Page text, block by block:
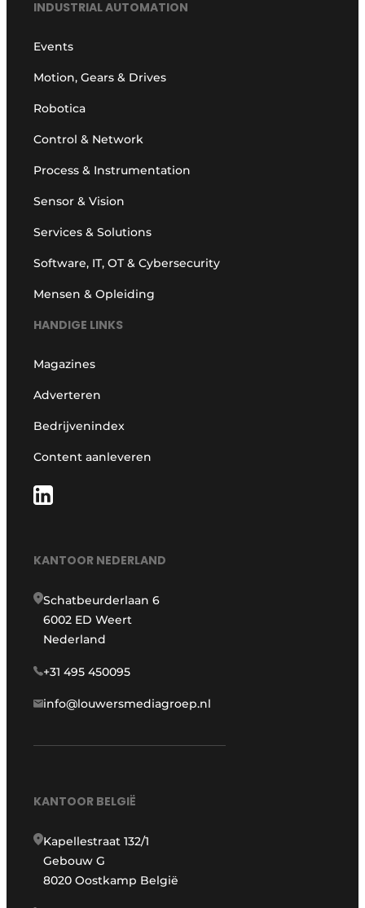
INDUSTRIAL AUTOMATION
Events
Motion, Gears & Drives
Robotica
Control & Network
Process & Instrumentation
Sensor & Vision
Services & Solutions
Software, IT, OT & Cybersecurity
Mensen & Opleiding
HANDIGE LINKS
Magazines
Adverteren
Bedrijvenindex
Content aanleveren
KANTOOR NEDERLAND
Schatbeurderlaan 6
6002 ED Weert
Nederland
+31 495 450095
info@louwersmediagroep.nl
KANTOOR BELGIË
Kapellestraat 132/1
Gebouw G
8020 Oostkamp België